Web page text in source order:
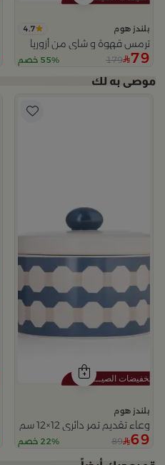
بلندز هوم 4.7
ترمس قهوة و شاي من أزوريا
79
179 55% خصم
بلندز هوم
وعاء تقديم تمر دائري 12×12 سم أبيض وأزرق من الخزف الحجري بغطاء من أزوريا
69
89 22% خصم